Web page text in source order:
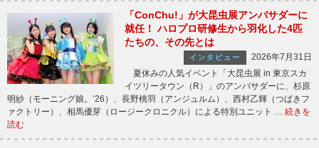
「ConChu!」が大昆虫展アンバサダーに
就任！ ハロプロ研修生から羽化した4匹
たちの、その先とは
インタビュー
2026年7月31日
夏休みの人気イベント「大昆虫展 in 東京スカ
イツリータウン（R）」のアンバサダーに、杉原
明紗（モーニング娘。’26）、長野桃羽（アンジュルム）、西村乙輝（つばきフ
ァクトリー）、相馬優芽（ロージークロニクル）による特別ユニット … 続きを
読む